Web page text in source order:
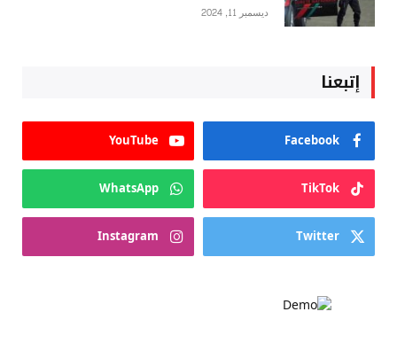
ديسمبر 11, 2024
إتبعنا
Facebook
YouTube
TikTok
WhatsApp
Twitter
Instagram